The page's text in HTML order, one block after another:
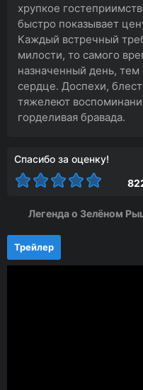
хрупкое
быстро показывает
Каждый встречный
милости, то самого
назначенный день,
сердце. Доспехи,
тяжелеют
горделивая бравада.
Спасибо за оценку!
Легенда о Зелёном
Трейлер